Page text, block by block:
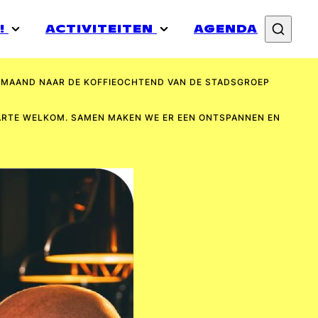
JE IN VOOR DE NIEUWSBRIEF
WORDEN
SAMENWERKEN
ACTIVITEITEN
TRANSISTOR
AGENDA
NAAR DE KOFFIEOCHTEND VAN DE STADSGROEP
WELKOM. SAMEN MAKEN WE ER EEN ONTSPANNEN EN